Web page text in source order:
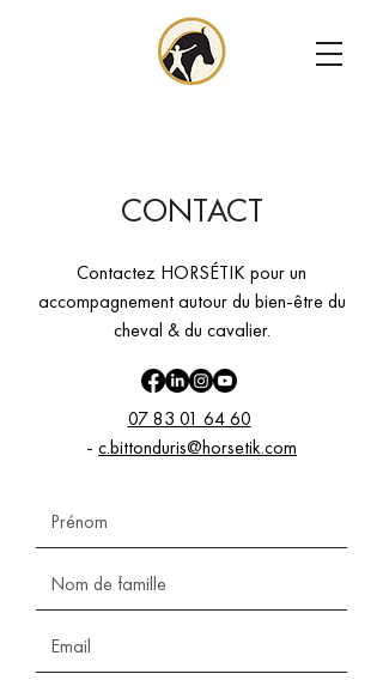
CONTACT
Contactez HORSÉTIK pour un
accompagnement autour du bien-être du
cheval & du cavalier.
07 83 01 64 60
- c.bittonduris@horsetik.com